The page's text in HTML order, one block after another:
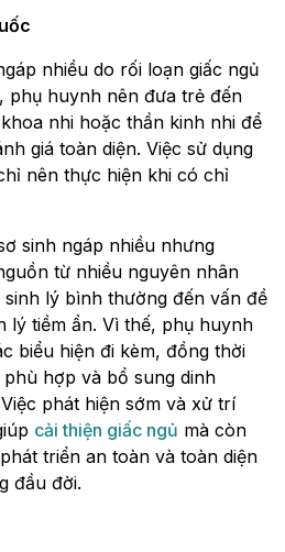
nhiều do rối loạn giấc ngủ
phụ huynh nên đưa trẻ đến
nhi hoặc thần kinh nhi để
giá toàn diện. Việc sử dụng
nên thực hiện khi có chỉ
sinh ngáp nhiều nhưng
từ nhiều nguyên nhân
lý bình thường đến vấn đề
lý tiềm ẩn. Vì thế, phụ huynh
biểu hiện đi kèm, đồng thời
hợp và bổ sung dinh
phát hiện sớm và xử trí
cải thiện giấc ngủ mà còn
triển an toàn và toàn diện
đầu đời.